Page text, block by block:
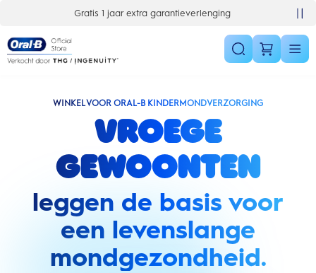
Gratis 1 jaar extra garantieverlenging
WINKEL VOOR ORAL-B KINDERMONDVERZORGING
Vroege
gewoonten
leggen de basis voor
een levenslange
mondgezondheid.